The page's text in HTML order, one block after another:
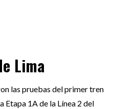
Lima
las pruebas del primer tren
Etapa 1A de la Línea 2 del